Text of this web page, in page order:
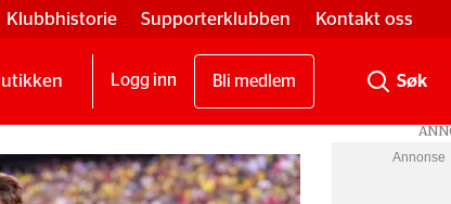
Klubbhistorie Supporterklubben Kontakt oss
Logg inn Bli medlem
Annonse